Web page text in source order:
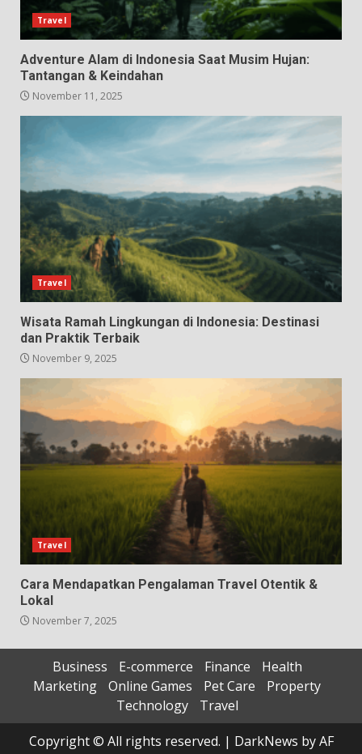
Travel
Adventure Alam di Indonesia Saat Musim Hujan:
Tantangan & Keindahan
November 11, 2025
Travel
Wisata Ramah Lingkungan di Indonesia: Destinasi
dan Praktik Terbaik
November 9, 2025
Travel
Cara Mendapatkan Pengalaman Travel Otentik &
Lokal
November 7, 2025
Business E-commerce Finance
Health
Marketing
Online Games Pet Care
Property
Technology
Travel
Copyright © All rights reserved. | DarkNews by AF